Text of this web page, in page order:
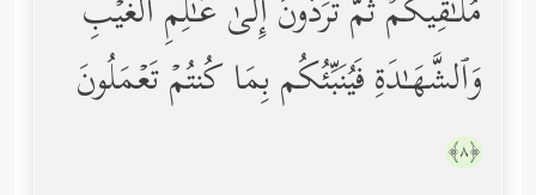
مُلَـٰقِیكُمۡۖ ثُمَّ تُرَدُّونَ إِلَىٰ عَـٰلِمِ ٱلۡغَیۡبِ
وَٱلشَّهَـٰدَةِ فَیُنَبِّئُكُم بِمَا كُنتُمۡ تَعۡمَلُونَ
﴿٨﴾